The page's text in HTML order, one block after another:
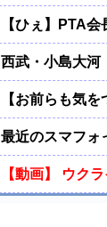
【ひぇ】PTA
西武・小島大河
【お前らも気
最近のスマフォ
【動画】 ウク